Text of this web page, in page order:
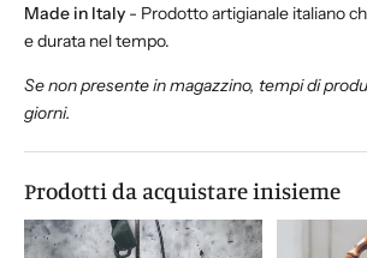
Made in Italy - Prodotto artigianale italiano
e durata nel tempo.
Se non presente in magazzino, tempi di
giorni.
Prodotti da acquistare inisieme